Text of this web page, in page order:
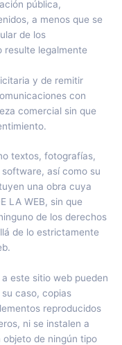
pública,
a menos que se
de los
resulte legalmente
y de remitir
con
comercial sin que
textos, fotografías,
así como su
una obra cuya
LA WEB, sin que
de los derechos
de lo estrictamente
este sitio web pueden
caso, copias
reproducidos
ni se instalen a
de ningún tipo